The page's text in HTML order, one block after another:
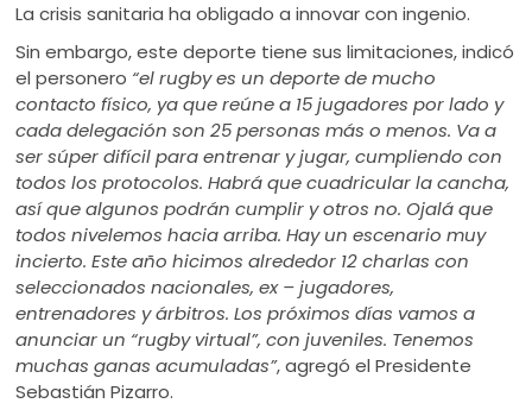
La crisis sanitaria ha obligado a innovar con ingenio.
Sin embargo, este deporte tiene sus limitaciones, indicó
el personero “el rugby es un deporte de mucho
contacto físico, ya que reúne a 15 jugadores por lado y
cada delegación son 25 personas más o menos. Va a
ser súper difícil para entrenar y jugar, cumpliendo con
todos los protocolos. Habrá que cuadricular la cancha,
así que algunos podrán cumplir y otros no. Ojalá que
todos nivelemos hacia arriba. Hay un escenario muy
incierto. Este año hicimos alrededor 12 charlas con
seleccionados nacionales, ex – jugadores,
entrenadores y árbitros. Los próximos días vamos a
anunciar un “rugby virtual”, con juveniles. Tenemos
muchas ganas acumuladas”, agregó el Presidente
Sebastián Pizarro.